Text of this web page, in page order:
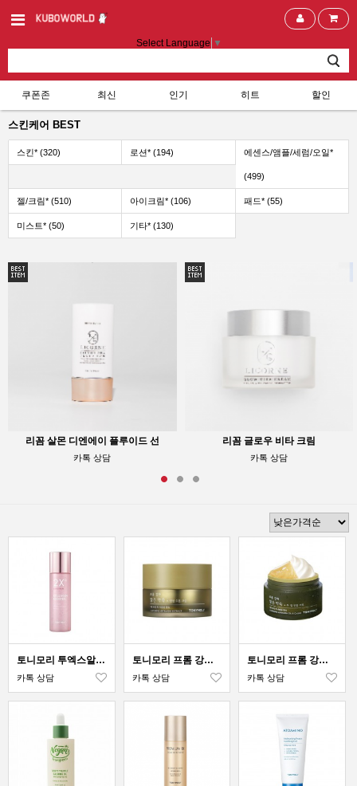
Select Language ▼
쿠폰존 최신 인기 히트 할인
스킨케어 BEST
스킨* (320) 로션* (194) 에센스/앰플/세럼/오일*
(499)
젤/크림* (510) 아이크림* (106) 패드* (55)
미스트* (50) 기타* (130)
리꼼 살몬 디엔에이 플루이드 선
카톡 상담
리꼼 글로우 비타 크림
카톡 상담
토니모리 투엑스알 콜라겐 부스터
카톡 상담
토니모리 프롬 강화 맑은 약쑥 안정 수분크림
카톡 상담
토니모리 프롬 강화 맑은 약쑥 두겹 진정 크림
카톡 상담